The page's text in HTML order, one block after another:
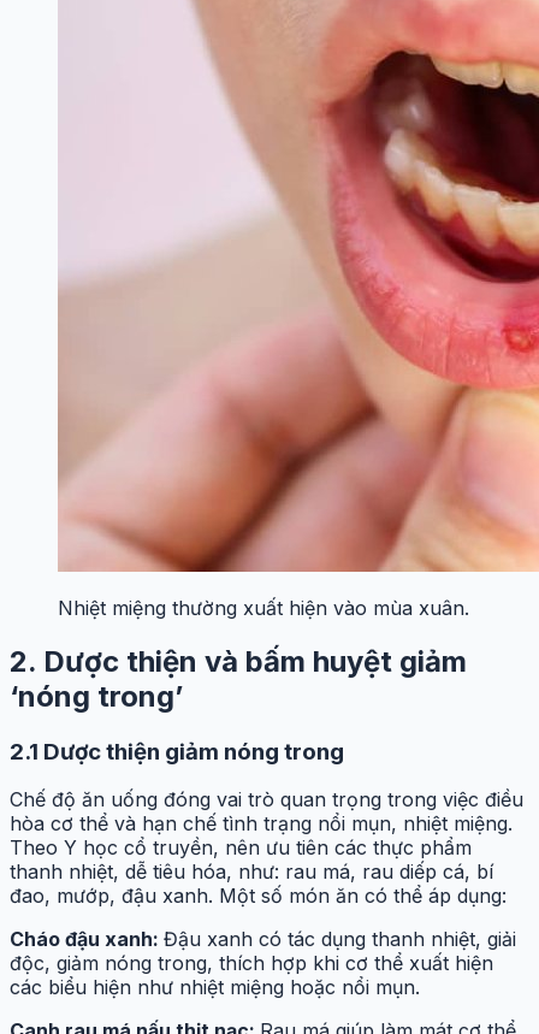
Nhiệt miệng thường xuất hiện vào mùa xuân.
2. Dược thiện và bấm huyệt giảm
‘nóng trong’
2.1 Dược thiện giảm nóng trong
Chế độ ăn uống đóng vai trò quan trọng trong việc điều
hòa cơ thể và hạn chế tình trạng nổi mụn, nhiệt miệng.
Theo Y học cổ truyền, nên ưu tiên các thực phẩm
thanh nhiệt, dễ tiêu hóa, như: rau má, rau diếp cá, bí
đao, mướp, đậu xanh. Một số món ăn có thể áp dụng:
Cháo đậu xanh: Đậu xanh có tác dụng thanh nhiệt, giải
độc, giảm nóng trong, thích hợp khi cơ thể xuất hiện
các biểu hiện như nhiệt miệng hoặc nổi mụn.